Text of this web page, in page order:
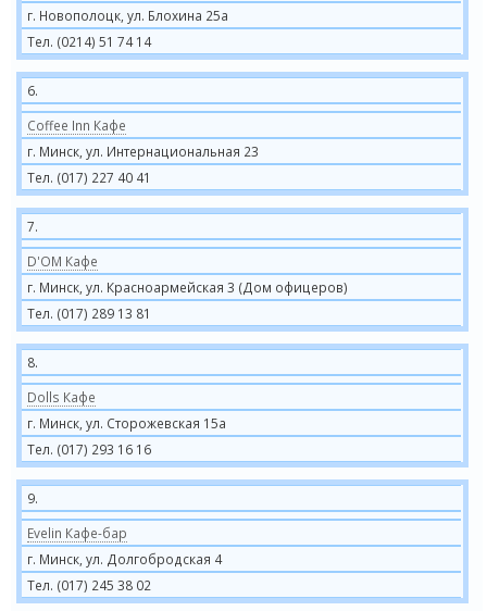
г. Новополоцк, ул. Блохина 25а
Тел. (0214) 51 74 14
6.
Coffee Inn Кафе
г. Минск, ул. Интернациональная 23
Тел. (017) 227 40 41
7.
D'OM Кафе
г. Минск, ул. Красноармейская 3 (Дом офицеров)
Тел. (017) 289 13 81
8.
Dolls Кафе
г. Минск, ул. Сторожевская 15а
Тел. (017) 293 16 16
9.
Evelin Кафе-бар
г. Минск, ул. Долгобродская 4
Тел. (017) 245 38 02